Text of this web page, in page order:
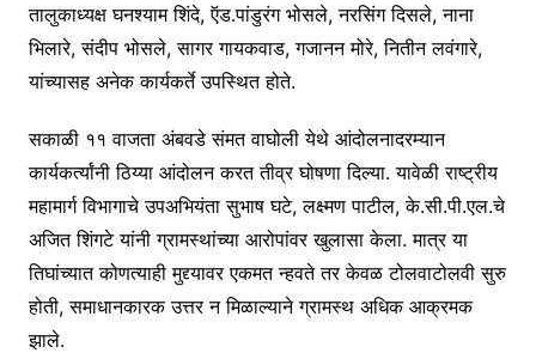
तालुकाध्यक्ष घनश्याम शिंदे, ऍड.पांडुरंग भोसले, नरसिंग दिसले, नाना
भिलारे, संदीप भोसले, सागर गायकवाड, गजानन मोरे, नितीन लवंगारे,
यांच्यासह अनेक कार्यकर्ते उपस्थित होते.
सकाळी ११ वाजता अंबवडे संमत वाघोली येथे आंदोलनादरम्यान
कार्यकर्त्यांनी ठिय्या आंदोलन करत तीव्र घोषणा दिल्या. यावेळी राष्ट्रीय
महामार्ग विभागाचे उपअभियंता सुभाष घटे, लक्ष्मण पाटील, के.सी.पी.एल.चे
अजित शिंगटे यांनी ग्रामस्थांच्या आरोपांवर खुलासा केला. मात्र या
तिघांच्यात कोणत्याही मुद्द्यावर एकमत न्हवते तर केवळ टोलवाटोलवी सुरु
होती, समाधानकारक उत्तर न मिळाल्याने ग्रामस्थ अधिक आक्रमक
झाले.